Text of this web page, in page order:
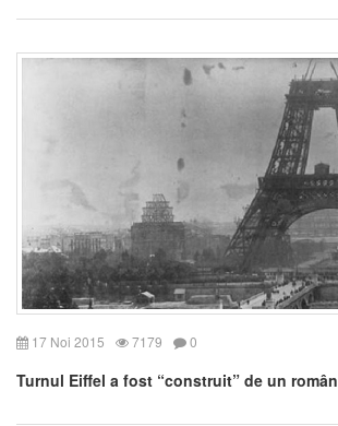
17 Noi 2015 7179 0
Turnul Eiffel a fost “construit” de un român